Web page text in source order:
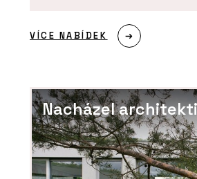
Koš Daku - Urbania
VÍCE NABÍDEK
Nacházel